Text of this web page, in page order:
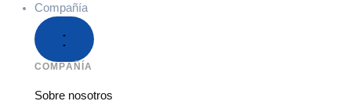
Compañía
COMPAÑÍA
Sobre nosotros